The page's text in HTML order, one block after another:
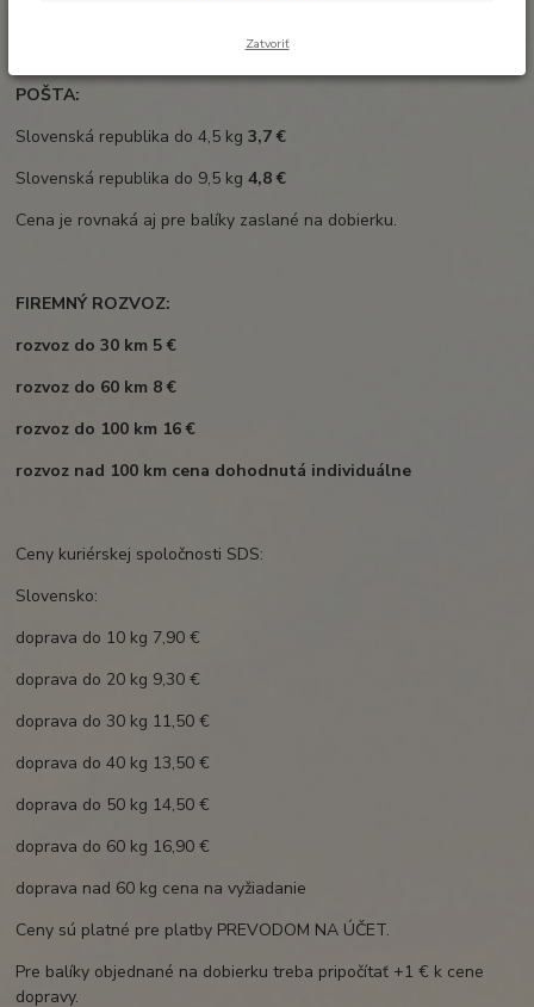
POŠTA:
Slovenská republika do 4,5 kg 3,7 €
Slovenská republika do 9,5 kg4,8 €
Cena je rovnaká aj pre balíky zaslané na dobierku.
FIREMNÝ ROZVOZ:
rozvoz do 30 km 5 €
rozvoz do 60 km 8 €
rozvoz do 100 km 16 €
rozvoz nad 100 km cena dohodnutá individuálne
Ceny kuriérskej spoločnosti SDS:
Slovensko:
doprava do 10 kg 7,90 €
doprava do 20 kg 9,30 €
doprava do 30 kg 11,50 €
doprava do 40 kg 13,50 €
doprava do 50 kg 14,50 €
doprava do 60 kg 16,90 €
doprava nad 60 kg cena na vyžiadanie
Ceny sú platné pre platby PREVODOM NA ÚČET.
Pre balíky objednané na dobierku treba pripočítať +1 € k cene
dopravy.
Zatvoriť